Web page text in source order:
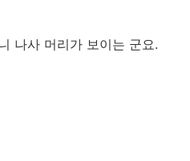
나사 머리가 보이는 군요.